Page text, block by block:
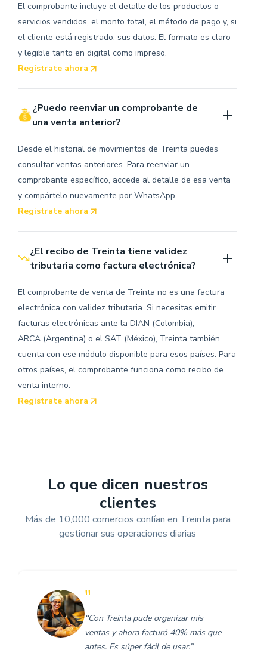
El comprobante incluye el detalle de los productos o
servicios vendidos, el monto total, el método de pago y, si
el cliente está registrado, sus datos. El formato es claro
y legible tanto en digital como impreso.
Registrate ahora
¿Puedo reenviar un comprobante de
una venta anterior?
Desde el historial de movimientos de Treinta puedes
consultar ventas anteriores. Para reenviar un
comprobante específico, accede al detalle de esa venta
y compártelo nuevamente por WhatsApp.
Registrate ahora
¿El recibo de Treinta tiene validez
tributaria como factura electrónica?
El comprobante de venta de Treinta no es una factura
electrónica con validez tributaria. Si necesitas emitir
facturas electrónicas ante la DIAN (Colombia),
ARCA (Argentina) o el SAT (México), Treinta también
cuenta con ese módulo disponible para esos países. Para
otros países, el comprobante funciona como recibo de
venta interno.
Registrate ahora
Lo que dicen nuestros
clientes
Más de 10,000 comercios confían en Treinta para
gestionar sus operaciones diarias
"
‘‘Con Treinta pude organizar mis
ventas y ahora facturó 40% más que
antes. Es súper fácil de usar.’’